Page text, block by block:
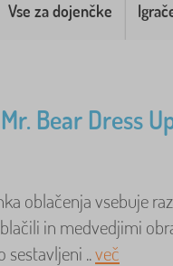
Vse za dojenčke
Bear Dress
oblačenja vsebuje
in medvedjimi
sestavljeni ..več